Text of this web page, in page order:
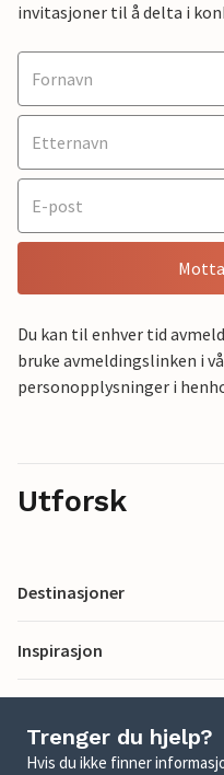
invitasjoner til å delta i
Du kan til enhver tid
bruke avmeldingslinken i
personopplysninger i
Utforsk
Destinasjoner
Inspirasjon
Trenger du hjelp?
Hvis du ikke finner